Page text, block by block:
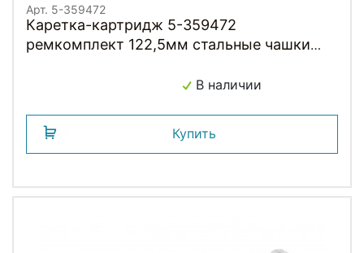
Арт. 5-359472
Каретка-картридж 5-359472
ремкомплект 122,5мм стальные чашки
В наличии
Купить